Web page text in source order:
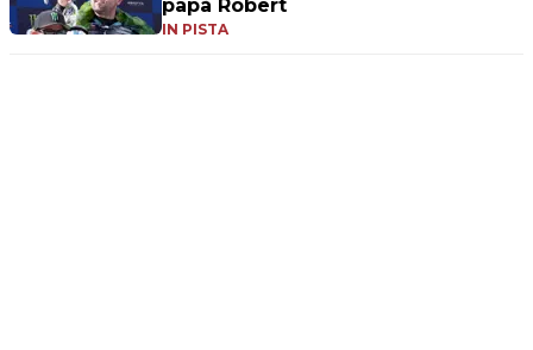
papà Robert
IN PISTA